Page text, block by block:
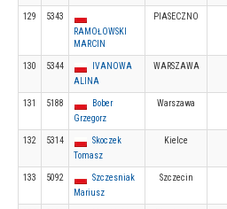
129
5343
RAMOŁOWSKI
MARCIN
PIASECZNO
130 5344
IVANOWA
ALINA
WARSZAWA
131 5188
Bober
Grzegorz
Warszawa
132 5314
Skoczek
Tomasz
Kielce
133 5092
Szczesniak
Mariusz
Szczecin